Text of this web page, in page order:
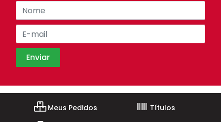
Meus Pedidos
Títulos